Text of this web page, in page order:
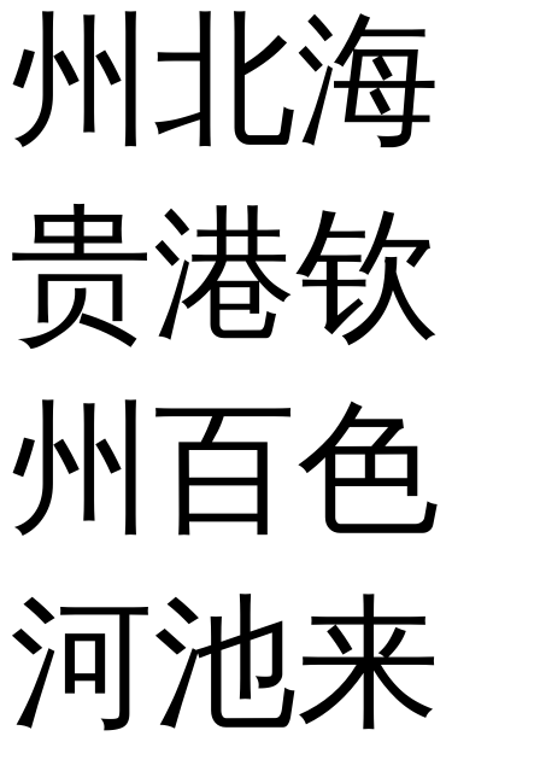
州 北海
贵港钦
州 百色
河池来